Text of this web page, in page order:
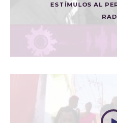
ESTÍMULOS AL
NI